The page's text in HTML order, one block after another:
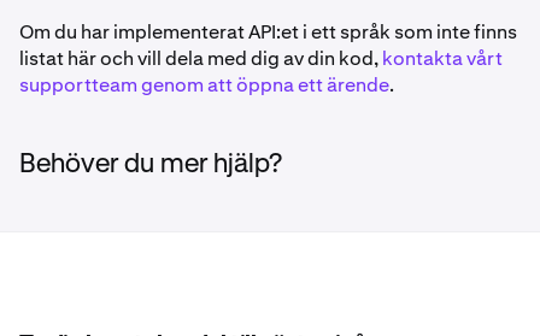
Om du har implementerat API:et i ett språk som inte finns
listat här och vill dela med dig av din kod,kontakta vårt
supportteam genom att öppna ett ärende.
Behöver du mer hjälp?